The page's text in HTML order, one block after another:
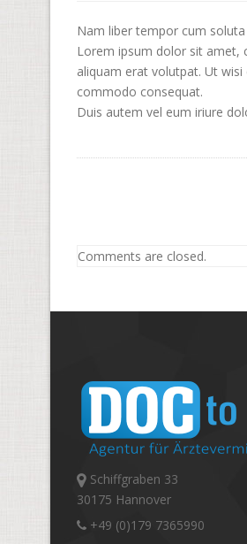
Nam liber tempor cum
Lorem ipsum dolor sit amet,
aliquam erat volutpat. Ut
commodo consequat.
Duis autem vel eum iriure
Comments are closed.
Schiffgraben 33
30175 Hannover
+49 (0)179 7365990